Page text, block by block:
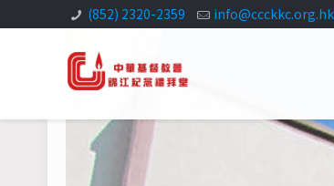
(852) 2320-2359 info@ccckkc.org.hk